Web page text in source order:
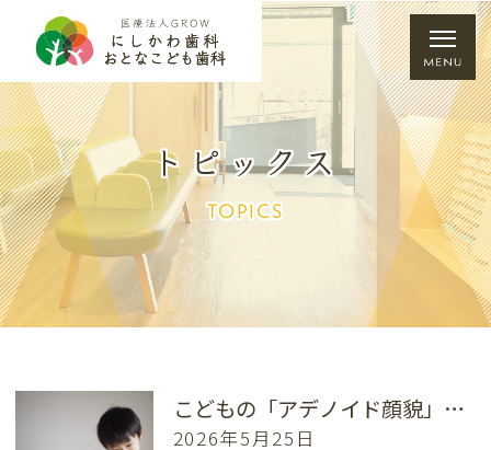
トピックス
TOPICS
こどもの「アデノイド顔貌」、矯正治療で治る？
2026年5月25日